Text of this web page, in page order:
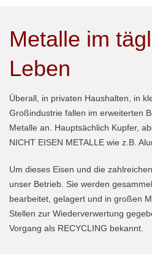
Metalle im
Leben
Überall, in privaten Haushalten, in
Großindustrie fallen im erweiterten
Metalle an. Hauptsächlich Kupfer,
NICHT EISEN METALLE wie z.B.
Um dieses Eisen und die
unser Betrieb. Sie werden
bearbeitet, gelagert und in großen
Stellen zur Wiederverwertung
Vorgang als RECYCLING bekannt.